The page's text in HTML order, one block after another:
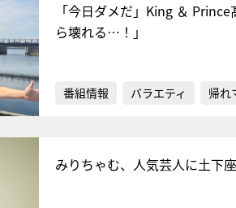
「今日ダメだ」King ＆
ら壊れる…！」
番組情報 バラエティ 帰れ
みりちゃむ、人気芸人に土下